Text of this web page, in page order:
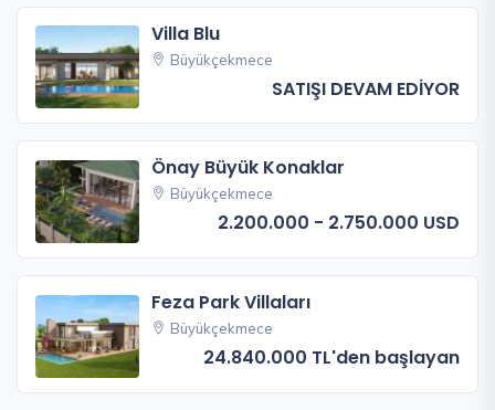
Villa Blu
Büyükçekmece
SATIŞI DEVAM EDİYOR
Önay Büyük Konaklar
Büyükçekmece
2.200.000 - 2.750.000 USD
Feza Park Villaları
Büyükçekmece
24.840.000 TL'den başlayan